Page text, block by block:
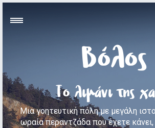
Βόλος
Το λιμάνι της
Μια γοητευτική πόλη με μεγάλη
ωραία περαντζάδα που έχετε κάνει,